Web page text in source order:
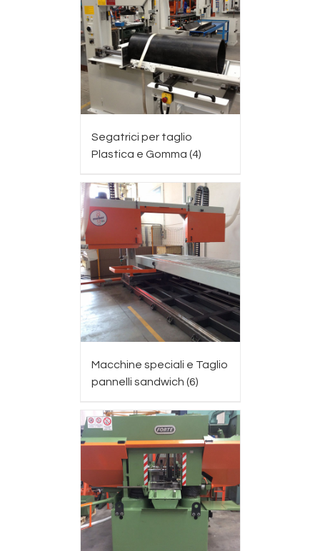
Segatrici per taglio
Plastica e Gomma (4)
Macchine speciali e Taglio
pannelli sandwich (6)